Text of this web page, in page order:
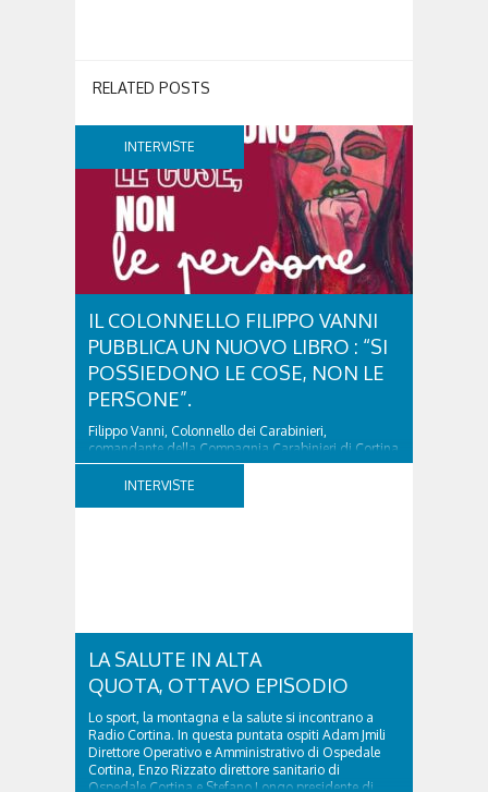
RELATED POSTS
INTERVISTE
IL COLONNELLO FILIPPO VANNI
PUBBLICA UN NUOVO LIBRO : “SI
POSSIEDONO LE COSE, NON LE
PERSONE”.
Filippo Vanni, Colonnello dei Carabinieri,
comandante della Compagnia Carabinieri di Cortina
d’Ampezzo sino al 2010, esperto di legislazione
nazionale ed europea, è l’ideatore del progetto di
INTERVISTE
LA SALUTE IN ALTA
QUOTA, OTTAVO EPISODIO
Lo sport, la montagna e la salute si incontrano a
Radio Cortina. In questa puntata ospiti Adam Jmili
Direttore Operativo e Amministrativo di Ospedale
Cortina, Enzo Rizzato direttore sanitario di
Ospedale Cortina e Stefano Longo presidente di